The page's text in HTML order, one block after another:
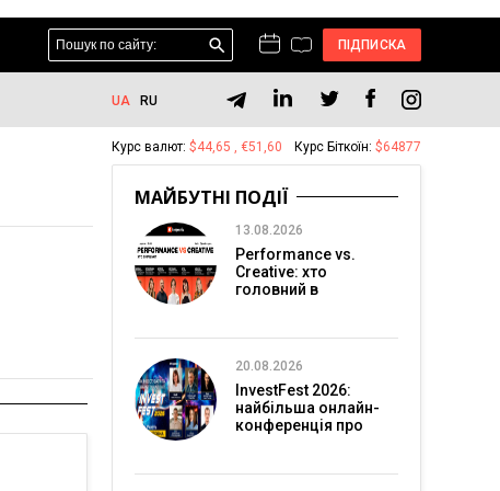
ПІДПИСКА
UA RU
Курс валют: $44,65 , €51,60 Курс Біткоїн: $64877
МАЙБУТНІ ПОДІЇ
13.08.2026
Performance vs.
Creative: хто
головний в
20.08.2026
InvestFest 2026:
найбільша онлайн-
конференція про